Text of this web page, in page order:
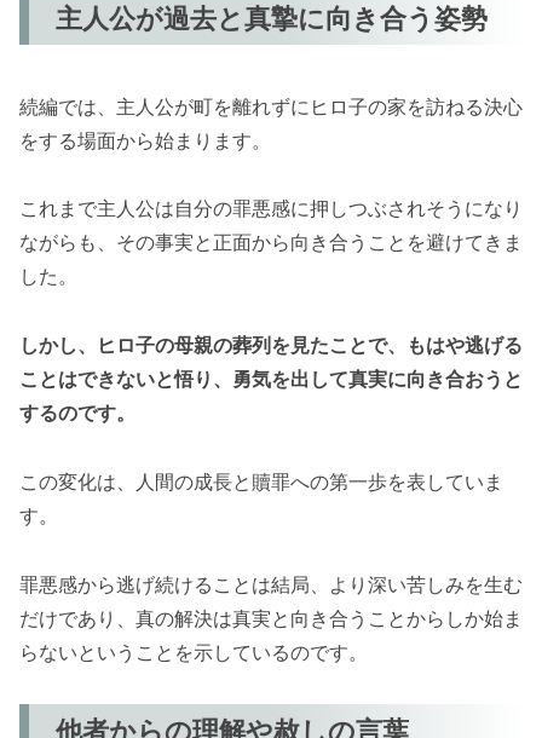
主人公が過去と真摯に向き合う姿勢
続編では、主人公が町を離れずにヒロ子の家を訪ねる決心
をする場面から始まります。
これまで主人公は自分の罪悪感に押しつぶされそうになり
ながらも、その事実と正面から向き合うことを避けてきま
した。
しかし、ヒロ子の母親の葬列を見たことで、もはや逃げる
ことはできないと悟り、勇気を出して真実に向き合おうと
するのです。
この変化は、人間の成長と贖罪への第一歩を表していま
す。
罪悪感から逃げ続けることは結局、より深い苦しみを生む
だけであり、真の解決は真実と向き合うことからしか始ま
らないということを示しているのです。
他者からの理解や赦しの言葉